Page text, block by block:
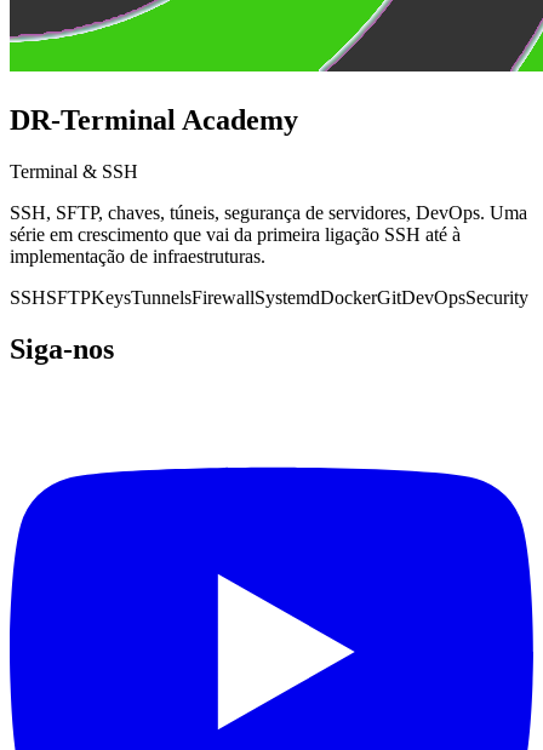
DR-Terminal Academy
Terminal & SSH
SSH, SFTP, chaves, túneis, segurança de servidores, DevOps. Uma
série em crescimento que vai da primeira ligação SSH até à
implementação de infraestruturas.
SSHSFTPKeysTunnelsFirewallSystemdDockerGitDevOpsSecurity
Siga-nos